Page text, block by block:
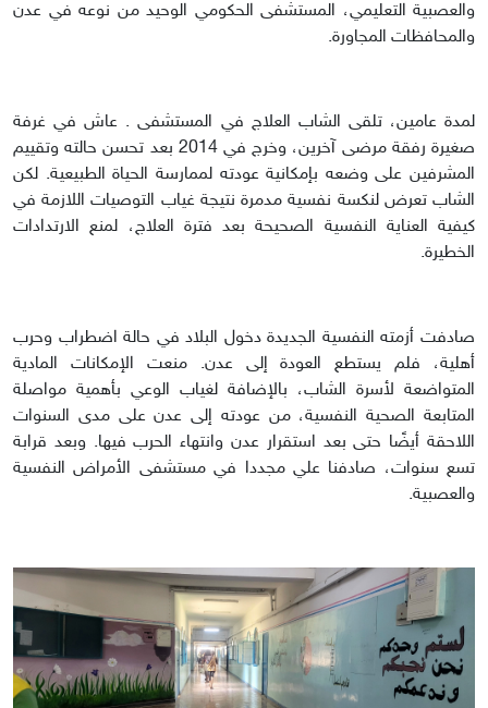
والعصبية التعليمي، المستشفى الحكومي الوحيد من نوعه في عدن
والمحافظات المجاورة.
لمدة عامين، تلقى الشاب العلاج في المستشفى . عاش في غرفة
صغيرة رفقة مرضى آخرين، وخرج في 2014 بعد تحسن حالته وتقييم
المشرفين على وضعه بإمكانية عودته لممارسة الحياة الطبيعية. لكن
الشاب تعرض لنكسة نفسية مدمرة نتيجة غياب التوصيات اللازمة في
كيفية العناية النفسية الصحيحة بعد فترة العلاج، لمنع الارتدادات
الخطيرة.
صادفت أزمته النفسية الجديدة دخول البلاد في حالة اضطراب وحرب
أهلية، فلم يستطع العودة إلى عدن. منعت الإمكانات المادية
المتواضعة لأسرة الشاب، بالإضافة لغياب الوعي بأهمية مواصلة
المتابعة الصحية النفسية، من عودته إلى عدن على مدى السنوات
اللاحقة أيضًا حتى بعد استقرار عدن وانتهاء الحرب فيها. وبعد قرابة
تسع سنوات، صادفنا علي مجددا في مستشفى الأمراض النفسية
والعصبية.